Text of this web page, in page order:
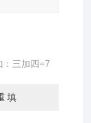
：三加四=7